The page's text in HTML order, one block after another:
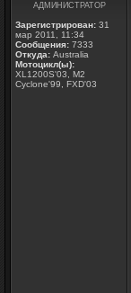
АДМИНИСТРАТОР
Зарегистрирован: 31
мар 2011, 11:34
Сообщения: 7333
Откуда: Australia
Мотоцикл(ы):
XL1200S'03, M2
Cyclone'99, FXD'03